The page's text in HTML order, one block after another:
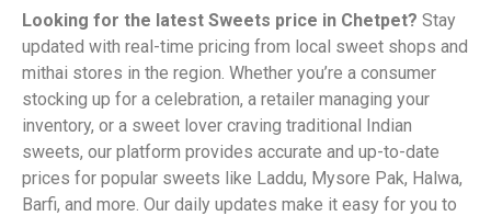
Looking for the latest Sweets price in Chetpet? Stay
updated with real-time pricing from local sweet shops and
mithai stores in the region. Whether you’re a consumer
stocking up for a celebration, a retailer managing your
inventory, or a sweet lover craving traditional Indian
sweets, our platform provides accurate and up-to-date
prices for popular sweets like Laddu, Mysore Pak, Halwa,
Barfi, and more. Our daily updates make it easy for you to